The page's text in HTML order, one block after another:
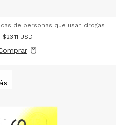
de personas que usan drogas
$23.11 USD